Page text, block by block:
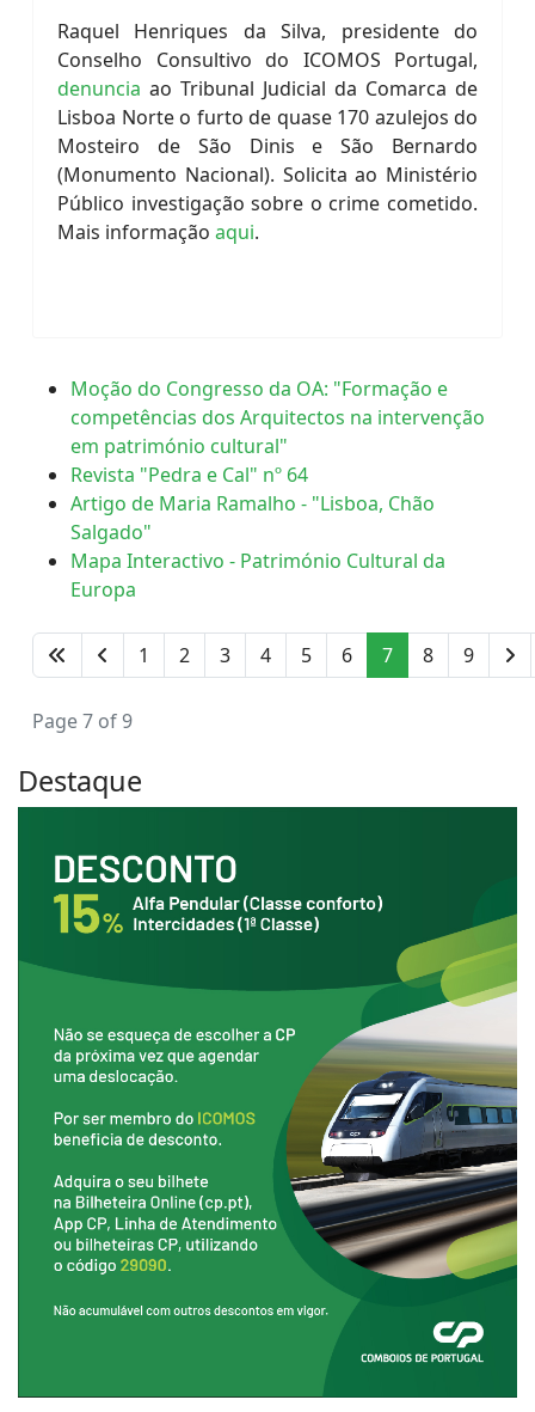
Raquel Henriques da Silva, presidente do
Conselho Consultivo do ICOMOS Portugal,
denuncia ao Tribunal Judicial da Comarca de
Lisboa Norte o furto de quase 170 azulejos do
Mosteiro de São Dinis e São Bernardo
(Monumento Nacional). Solicita ao Ministério
Público investigação sobre o crime cometido.
Mais informação aqui.
Moção do Congresso da OA: "Formação e
competências dos Arquitectos na intervenção
em património cultural"
Revista "Pedra e Cal" nº 64
Artigo de Maria Ramalho - "Lisboa, Chão
Salgado"
Mapa Interactivo - Património Cultural da
Europa
1 2 3 4 5 6 7 8 9
Page 7 of 9
Destaque